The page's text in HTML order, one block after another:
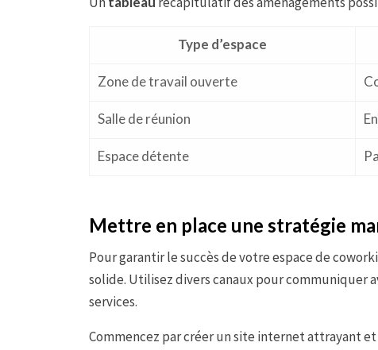
Type d’espace
Zone de travail ouverte
Salle de réunion
Espace détente
Mettre en place une stratégie
Pour garantir le succès de votre espace de
solide. Utilisez divers canaux pour communiquer
services.
Commencez par créer un site internet attrayant